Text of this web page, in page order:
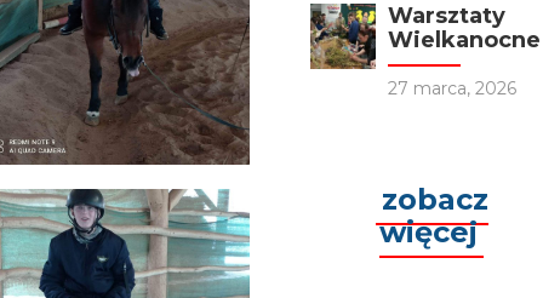
Warsztaty
Wielkanocne
27 marca, 2026
zobacz
więcej